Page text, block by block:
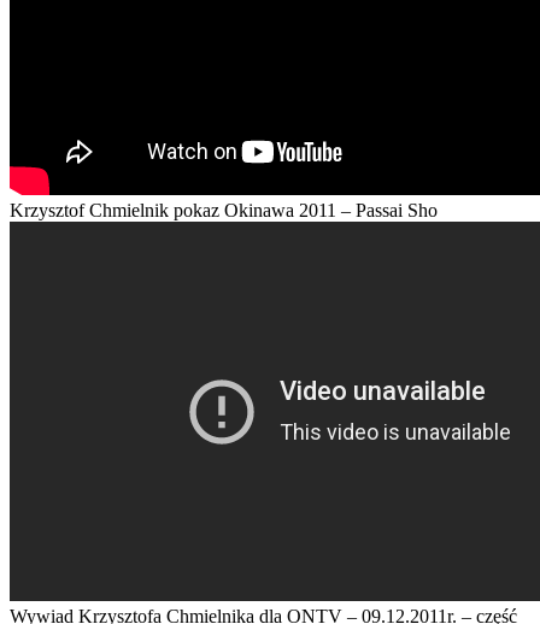
Krzysztof Chmielnik pokaz Okinawa 2011 – Passai Sho
Wywiad Krzysztofa Chmielnika dla ONTV – 09.12.2011r. – część